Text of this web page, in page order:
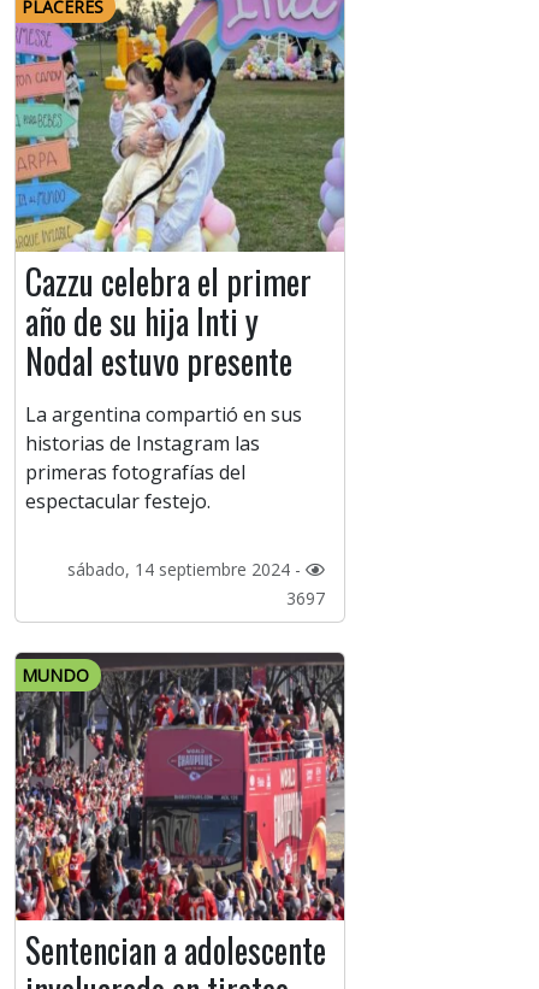
PLACERES
Cazzu celebra el primer
año de su hija Inti y
Nodal estuvo presente
La argentina compartió en sus
historias de Instagram las
primeras fotografías del
espectacular festejo.
sábado, 14 septiembre 2024 -
3697
MUNDO
Sentencian a adolescente